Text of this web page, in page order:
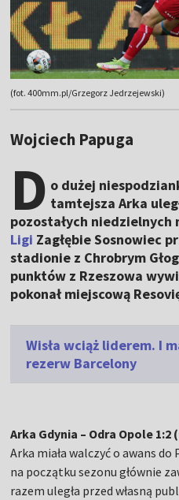
(fot. 400mm.pl/Grzegorz Jedrzejewski)
Wojciech Papuga
D o dużej
tamtejsza Arka
pozostałych niedzielnych
Ligi Zagłębie Sosnowiec
stadionie z Chrobrym
punktów z Rzeszowa
pokonał miejscową
Wisła wciąż liderem. I
rezerw Barcelony
Arka Gdynia – Odra Opole 1:2
Arka miała walczyć o awans
na początku sezonu głównie
razem uległa przed własną